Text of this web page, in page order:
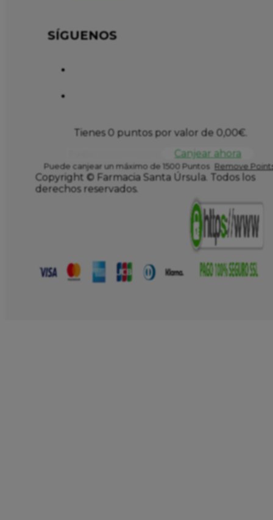
SÍGUENOS
Tienes 0 puntos por valor de 0,00€.
Canjear ahora
Puede canjear un máximo de 1500 Puntos Remove
Copyright © Farmacia Santa Úrsula. Todos los
derechos reservados.